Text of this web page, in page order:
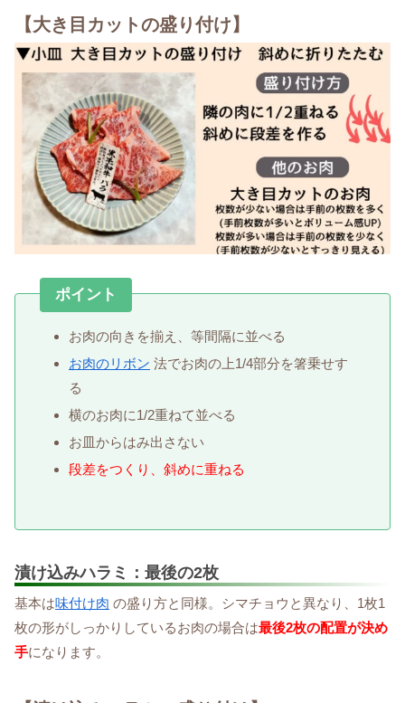
【大き目カットの盛り付け】
ポイント
お肉の向きを揃え、等間隔に並べる
お肉のリボン 法でお肉の上1/4部分を箸乗せす
る
横のお肉に1/2重ねて並べる
お皿からはみ出さない
段差をつくり、斜めに重ねる
漬け込みハラミ：最後の2枚
基本は味付け肉 の盛り方と同様。シマチョウと異なり、1枚1
枚の形がしっかりしているお肉の場合は最後2枚の配置が決め
手になります。